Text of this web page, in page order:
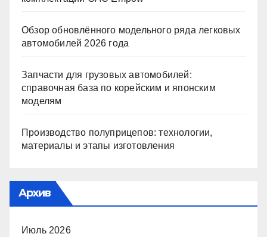
Обзор обновлённого модельного ряда легковых
автомобилей 2026 года
Запчасти для грузовых автомобилей:
справочная база по корейским и японским
моделям
Производство полуприцепов: технологии,
материалы и этапы изготовления
Архив
Июль 2026